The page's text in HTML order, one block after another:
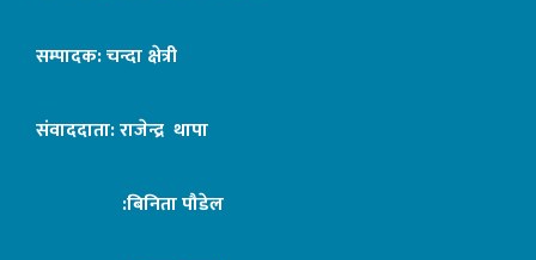
सम्पादक: चन्दा क्षेत्री
संवाददाता: राजेन्द्र थापा
:बिनिता पौडेल